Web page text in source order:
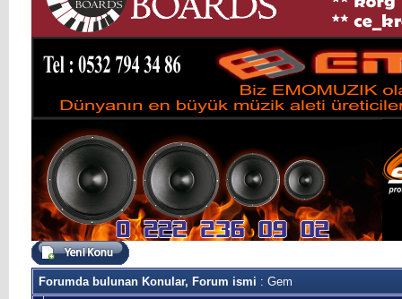
Forumda bulunan Konular, Forum ismi : Gem